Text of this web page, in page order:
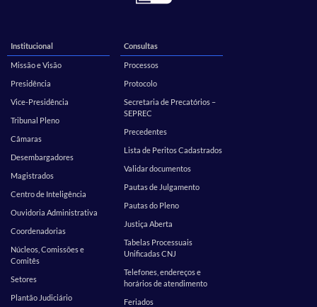
Institucional
Missão e Visão
Presidência
Vice-Presidência
Tribunal Pleno
Câmaras
Desembargadores
Magistrados
Centro de Inteligência
Ouvidoria Administrativa
Coordenadorias
Núcleos, Comissões e
Comitês
Setores
Plantão Judiciário
Consultas
Processos
Protocolo
Secretaria de Precatórios –
SEPREC
Precedentes
Lista de Peritos Cadastrados
Validar documentos
Pautas de Julgamento
Pautas do Pleno
Justiça Aberta
Tabelas Processuais
Unificadas CNJ
Telefones, endereços e
horários de atendimento
Feriados